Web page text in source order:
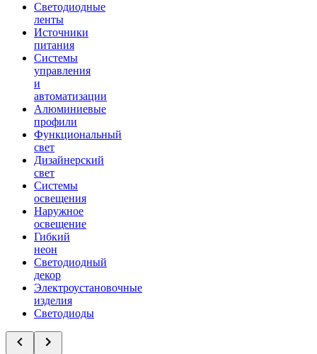
Светодиодные
ленты
Источники
питания
Системы
управления
и
автоматизации
Алюминиевые
профили
Функциональный
свет
Дизайнерский
свет
Системы
освещения
Наружное
освещение
Гибкий
неон
Светодиодный
декор
Электроустановочные
изделия
Светодиоды